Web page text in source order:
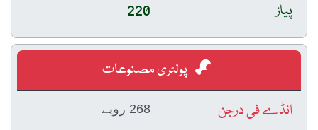
پیاز
220
پولٹری مصنوعات
انڈے فی درجن
268 روپے